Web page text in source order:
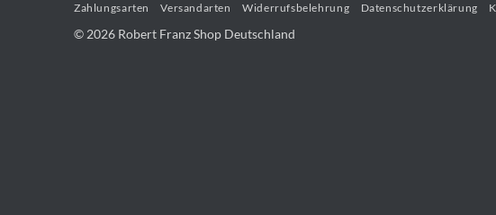
Zahlungsarten Versandarten Widerrufsbelehrung Datenschutzerklärung
© 2026 Robert Franz Shop Deutschland